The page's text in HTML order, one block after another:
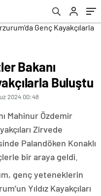
Bakanı
Buluştu
2024 00:48
Mahinur Özdemir
Zirvede
Palandöken Konaklı
bir araya geldi.
genç yeteneklerin
Yıldız Kayakçıları